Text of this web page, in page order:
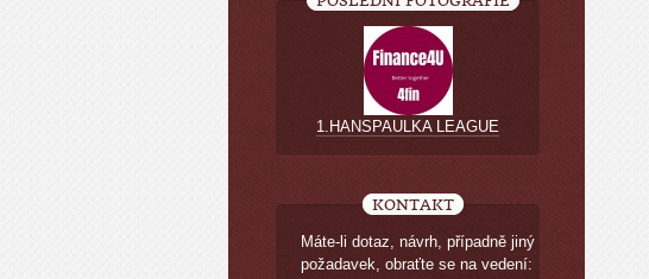
1.HANSPAULKA LEAGUE
KONTAKT
Máte-li dotaz, návrh, případně jiný
požadavek, obraťte se na vedení: